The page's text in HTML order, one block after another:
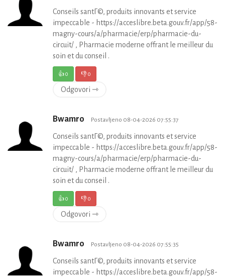
Conseils santГ©, produits innovants et service
impeccable - https://acceslibre.beta.gouv.fr/app/58-
magny-cours/a/pharmacie/erp/pharmacie-du-
circuit/ , Pharmacie moderne offrant le meilleur du
soin et du conseil .
👍0 👎0
Odgovori ⇾
Bwamro Postavljeno 08-04-2026 07:55:37
Conseils santГ©, produits innovants et service
impeccable - https://acceslibre.beta.gouv.fr/app/58-
magny-cours/a/pharmacie/erp/pharmacie-du-
circuit/ , Pharmacie moderne offrant le meilleur du
soin et du conseil .
👍0 👎0
Odgovori ⇾
Bwamro Postavljeno 08-04-2026 07:55:35
Conseils santГ©, produits innovants et service
impeccable - https://acceslibre.beta.gouv.fr/app/58-